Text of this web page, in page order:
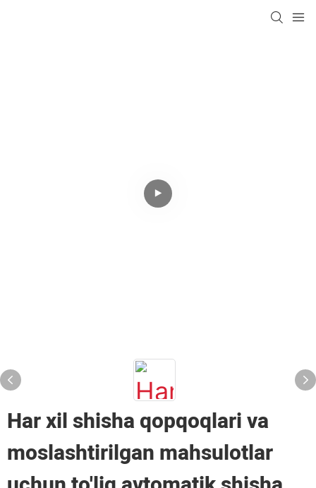
Har xil shisha qopqoqlari va
moslashtirilgan mahsulotlar